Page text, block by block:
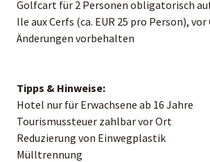
Golfcart für 2 Personen obligatorisch
Ile aux Cerfs (ca. EUR 25 pro Person),
Änderungen vorbehalten
Tipps & Hinweise:
Hotel nur für Erwachsene ab 16 Jahre
Tourismussteuer zahlbar vor Ort
Reduzierung von Einwegplastik
Mülltrennung